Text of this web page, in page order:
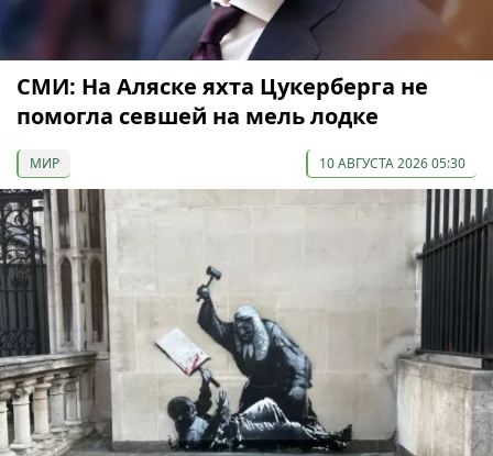
СМИ: На Аляске яхта Цукерберга не
помогла севшей на мель лодке
МИР 10 АВГУСТА 2026 05:30